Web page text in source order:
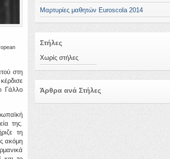
στη
Γάλλο
της.
τη
ακόμη
Μαρτυρίες μαθητών Euroscola 2014
Στήλες
Χωρίς στήλες
Άρθρα ανά Στήλες